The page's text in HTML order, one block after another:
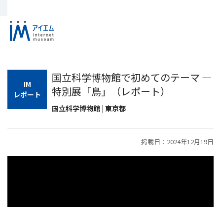
IM
レポート
国立科学博物館で初めてのテーマ ―
特別展「鳥」（レポート）
国立科学博物館 | 東京都
掲載日：2024年12月19日